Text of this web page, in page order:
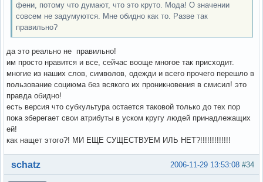
фени, потому что думают, что это круто. Мода! О значении
совсем не задумуются. Мне обидно как то. Разве так
правильно?
да это реально не правильно!
им просто нравится и все, сейчас вооще многое так присходит.
многие из наших слов, символов, одежди и всего прочего перешло в
пользование социюма без всякого их проникновения в смисил! это
правда обидно!
есть версия что субкультура остается таковой только до тех пор
пока зберегает свои атрибуты в уском кругу людей принадлежащих
ей!
как нащет этого?! МИ ЕЩЕ СУЩЕСТВУЕМ ИЛЬ НЕТ?!!!!!!!!!!!!!
Вне форума #34
2006-11-29 13:53:08
schatz